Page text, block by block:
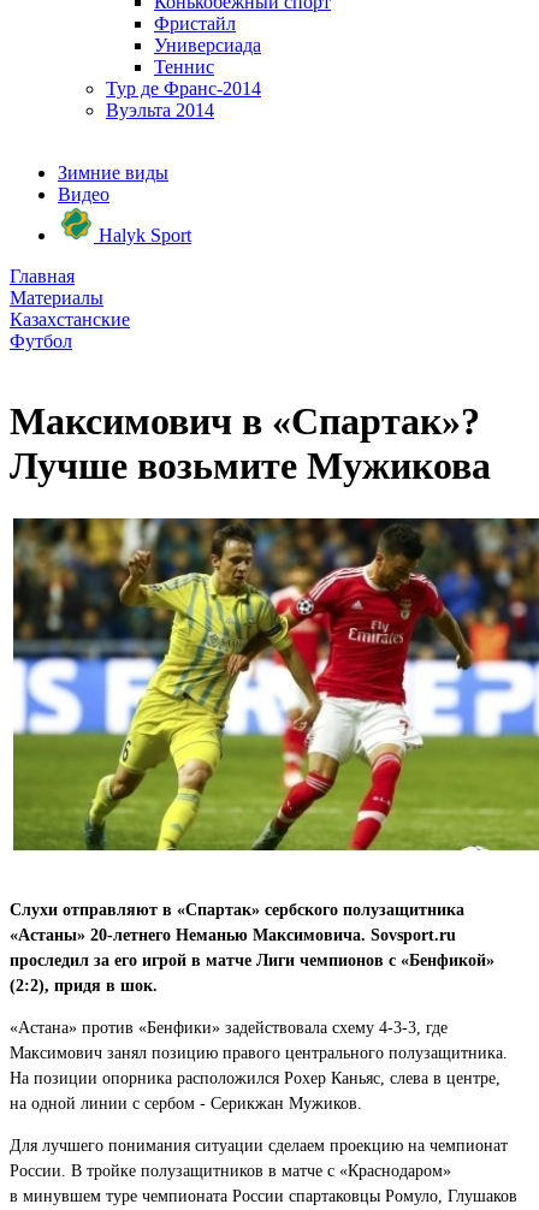
Фристайл
Универсиада
Теннис
Тур де Франс-2014
Вуэльта 2014
Зимние виды
Видео
Halyk Sport
Главная
Материалы
Казахстанские
Футбол
Максимович в «Спартак»?
Лучше возьмите Мужикова
Слухи отправляют в «Спартак» сербского полузащитника
«Астаны» 20-летнего Неманью Максимовича. Sovsport.ru
проследил за его игрой в матче Лиги чемпионов с «Бенфикой»
(2:2), придя в шок.
«Астана» против «Бенфики» задействовала схему 4-3-3, где
Максимович занял позицию правого центрального полузащитника.
На позиции опорника расположился Рохер Каньяс, слева в центре,
на одной линии с сербом - Серикжан Мужиков.
Для лучшего понимания ситуации сделаем проекцию на чемпионат
России. В тройке полузащитников в матче с «Краснодаром»
в минувшем туре чемпионата России спартаковцы Ромуло, Глушаков